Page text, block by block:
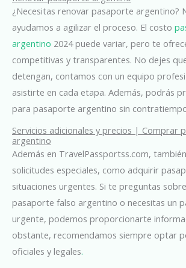
¿Necesitas renovar pasaporte argentino?
ayudamos a agilizar el proceso. El costo
argentino 2024 puede variar, pero te
competitivas y transparentes. No dejes
detengan, contamos con un equipo
asistirte en cada etapa. Además, podrás
para pasaporte argentino sin
Servicios adicionales y precios | Comprar
argentino
Además en TravelPassportss.com,
solicitudes especiales, como adquirir
situaciones urgentes. Si te preguntas
pasaporte falso argentino o necesitas un
urgente, podemos proporcionarte
obstante, recomendamos siempre optar
oficiales y legales.